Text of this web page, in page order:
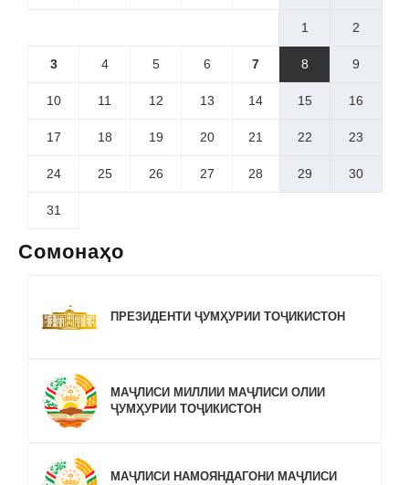
1 2
3 4 5 6 7 8 9
10 11 12 13 14 15 16
17 18 19 20 21 22 23
24 25 26 27 28 29 30
31
Сомонаҳо
ПРЕЗИДЕНТИ ҶУМҲУРИИ ТОҶИКИСТОН
МАҶЛИСИ МИЛЛИИ МАҶЛИСИ ОЛИИ
ҶУМҲУРИИ ТОҶИКИСТОН
МАҶЛИСИ НАМОЯНДАГОНИ МАҶЛИСИ